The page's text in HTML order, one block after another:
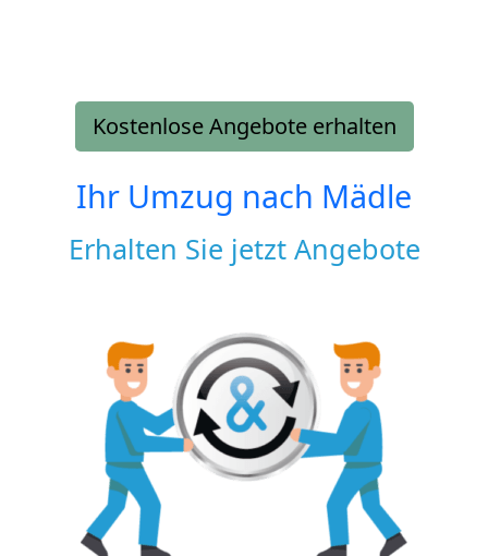
Kostenlose Angebote erhalten
Ihr Umzug nach Mädle
Erhalten Sie jetzt Angebote